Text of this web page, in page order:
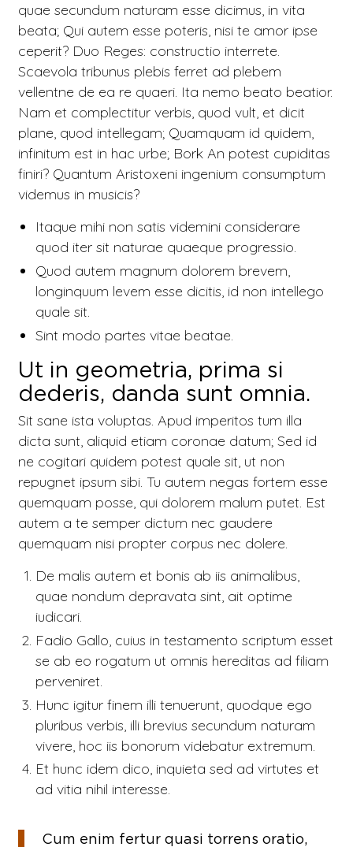
quae secundum naturam esse dicimus, in vita
beata; Qui autem esse poteris, nisi te amor ipse
ceperit? Duo Reges: constructio interrete.
Scaevola tribunus plebis ferret ad plebem
vellentne de ea re quaeri. Ita nemo beato beatior.
Nam et complectitur verbis, quod vult, et dicit
plane, quod intellegam; Quamquam id quidem,
infinitum est in hac urbe; Bork An potest cupiditas
finiri?Quantum Aristoxeni ingenium consumptum
videmus in musicis?
Itaque mihi non satis videmini considerare
quod iter sit naturae quaeque progressio.
Quod autem magnum dolorem brevem,
longinquum levem esse dicitis, id non intellego
quale sit.
Sint modo partes vitae beatae.
Ut in geometria, prima si
dederis, danda sunt omnia.
Sit sane ista voluptas. Apud imperitos tum illa
dicta sunt, aliquid etiam coronae datum; Sed id
ne cogitari quidem potest quale sit, ut non
repugnet ipsum sibi. Tu autem negas fortem esse
quemquam posse, qui dolorem malum putet. Est
autem a te semper dictum nec gaudere
quemquam nisi propter corpus nec dolere.
De malis autem et bonis ab iis animalibus,
quae nondum depravata sint, ait optime
iudicari.
Fadio Gallo, cuius in testamento scriptum esset
se ab eo rogatum ut omnis hereditas ad filiam
perveniret.
Hunc igitur finem illi tenuerunt, quodque ego
pluribus verbis, illi brevius secundum naturam
vivere, hoc iis bonorum videbatur extremum.
Et hunc idem dico, inquieta sed ad virtutes et
ad vitia nihil interesse.
Cum enim fertur quasi torrens oratio,